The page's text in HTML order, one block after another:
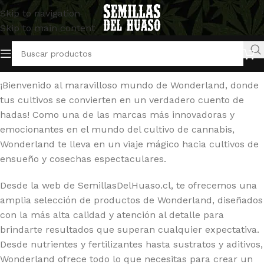
Skip to navigation
Skip to main content
Inicio/Wonderland
Mostrando 7 resultados
¡Bienvenido al maravilloso mundo de Wonderland, donde
tus cultivos se convierten en un verdadero cuento de
hadas! Como una de las marcas más innovadoras y
emocionantes en el mundo del cultivo de cannabis,
Wonderland te lleva en un viaje mágico hacia cultivos de
ensueño y cosechas espectaculares.
Desde la web de SemillasDelHuaso.cl, te ofrecemos una
amplia selección de productos de Wonderland, diseñados
con la más alta calidad y atención al detalle para
brindarte resultados que superan cualquier expectativa.
Desde nutrientes y fertilizantes hasta sustratos y aditivos,
Wonderland ofrece todo lo que necesitas para crear un